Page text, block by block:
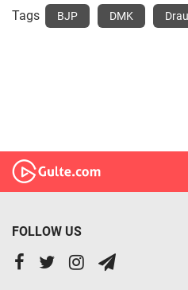
Tags BJP DMK
FOLLOW US